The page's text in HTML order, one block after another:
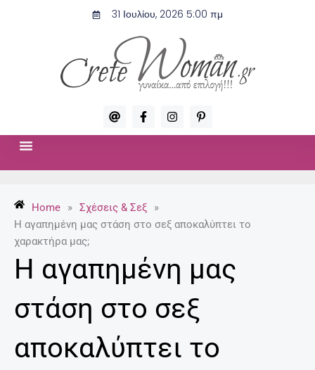
31 Ιουλίου, 2026 5:00 πμ
A
t
F
a
c
-
f
I
n
s
P
i
n
p
Home » Σχέσεις & Σεξ
»
Η αγαπημένη μας στάση στο σεξ αποκαλύπτει το
χαρακτήρα μας;
Η αγαπημένη μας
στάση στο σεξ
αποκαλύπτει το